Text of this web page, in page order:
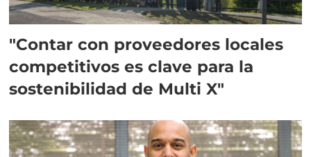
"Contar con proveedores locales
competitivos es clave para la
sostenibilidad de Multi X"